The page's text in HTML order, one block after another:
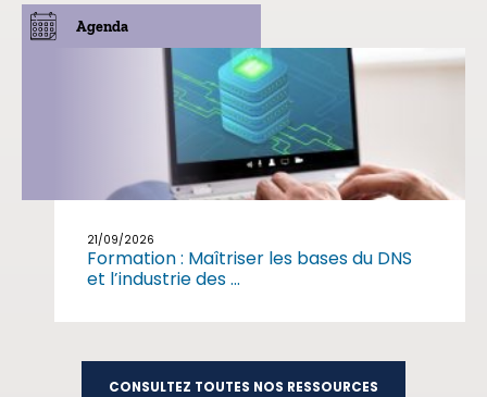
Agenda
21/09/2026
Formation : Maîtriser les bases du DNS
et l’industrie des ...
CONSULTEZ TOUTES NOS RESSOURCES